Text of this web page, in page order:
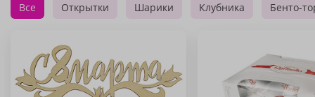
Все Открытки Шарики Клубника Бенто-